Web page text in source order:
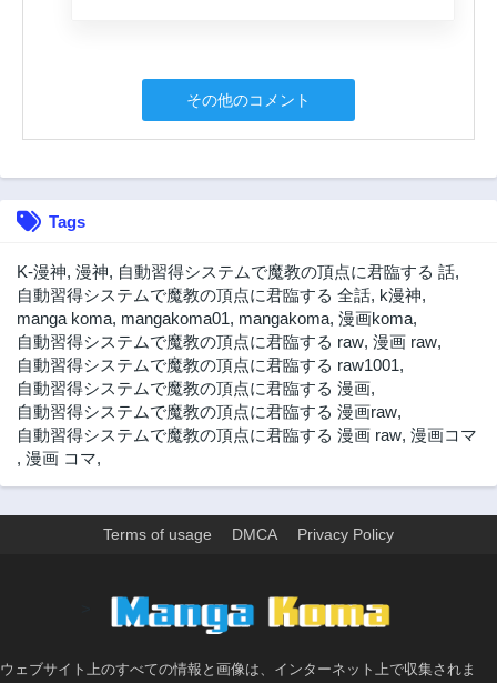
その他のコメント
Tags
K-漫神, 漫神, 自動習得システムで魔教の頂点に君臨する 話,
自動習得システムで魔教の頂点に君臨する 全話, k漫神,
manga koma, mangakoma01, mangakoma, 漫画koma,
自動習得システムで魔教の頂点に君臨する raw, 漫画 raw,
自動習得システムで魔教の頂点に君臨する raw1001,
自動習得システムで魔教の頂点に君臨する 漫画,
自動習得システムで魔教の頂点に君臨する 漫画raw,
自動習得システムで魔教の頂点に君臨する 漫画 raw, 漫画コマ
, 漫画 コマ,
Terms of usage DMCA Privacy Policy
ウェブサイト上のすべての情報と画像は、インターネット上で収集されま